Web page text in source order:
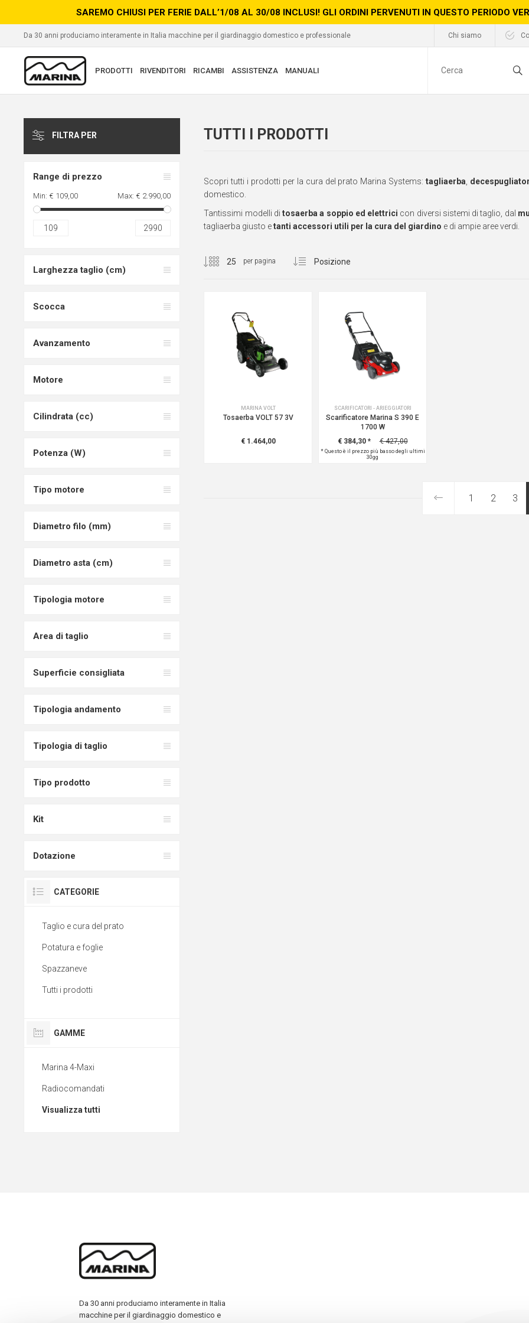
SAREMO CHIUSI PER FERIE DALL’1/08 AL 30/08 INCLUSI! GLI ORDINI PERVENUTI IN QUESTO PERIODO
Da 30 anni produciamo interamente in Italia macchine per il giardinaggio domestico e professionale Chi siamo
PRODOTTI RIVENDITORI RICAMBI ASSISTENZA MANUALI
TUTTI I PRODOTTI
Scopri tutti i prodotti per la cura del prato Marina Systems:tagliaerba
domestico.
Tantissimi modelli ditosaerba a soppio ed elettrici con diversi sistemi di taglio, dal
tagliaerba giusto etanti accessori utili per la cura del giardino e di ampie aree verdi.
per pagina
MARINA VOLT
Tosaerba VOLT 57 3V
€ 1.464,00
SCARIFICATORI - ARIEGGIATORI
Scarificatore Marina S 390 E
1700 W
€ 384,30 *
*Questo è il prezzo più basso degli ultimi
30gg
€ 427,00
1 2 3
FILTRA PER
Range di prezzo
Min: € 109,00 Max: € 2.990,00
109 2990
Larghezza taglio (cm)
Scocca
Avanzamento
Motore
Cilindrata (cc)
Potenza (W)
Tipo motore
Diametro filo (mm)
Diametro asta (cm)
Tipologia motore
Area di taglio
Superficie consigliata
Tipologia andamento
Tipologia di taglio
Tipo prodotto
Kit
Dotazione
CATEGORIE
Taglio e cura del prato
Potatura e foglie
Spazzaneve
Tutti i prodotti
GAMME
Marina 4-Maxi
Radiocomandati
Visualizza tutti
Da 30 anni produciamo interamente in Italia
macchine per il giardinaggio domestico e